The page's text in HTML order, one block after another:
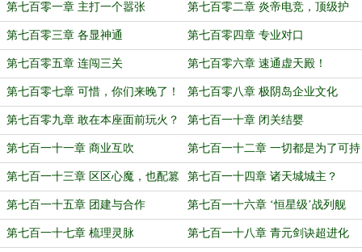
第七百零一章 主打一个嚣张 第七百零二章 炎帝电竞，顶级护
航！
第七百零三章 各显神通 第七百零四章 专业对口
第七百零五章 连闯三关 第七百零六章 速通虚天殿！
第七百零七章 可惜，你们来晚了！ 第七百零八章 极阴岛企业文化
第七百零九章 敢在本座面前玩火？ 第七百一十章 闭关结婴
第七百一十一章 商业互吹 第七百一十二章 一切都是为了可持
续发展
第七百一十三章 区区心魔，也配篡
改本座人设？
第七百一十四章 诸天城城主？
第七百一十五章 团建与合作 第七百一十六章 ‘恒星级’战列舰
第七百一十七章 梳理灵脉 第七百一十八章 青元剑诀超进化